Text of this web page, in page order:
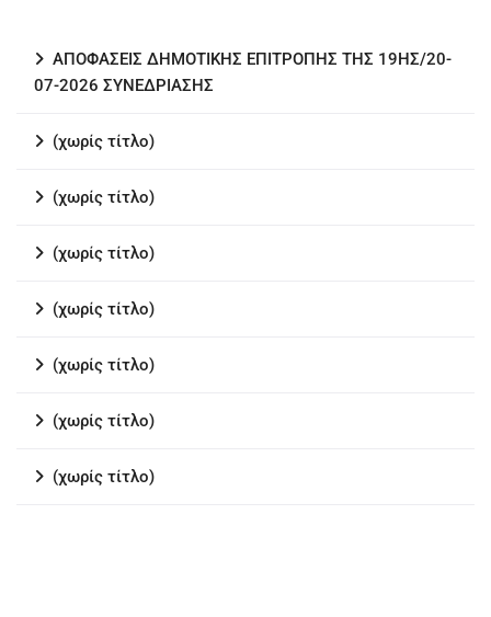
ΑΠΟΦΑΣΕΙΣ ΔΗΜΟΤΙΚΗΣ ΕΠΙΤΡΟΠΗΣ ΤΗΣ 19ΗΣ/20-
07-2026 ΣΥΝΕΔΡΙΑΣΗΣ
(χωρίς τίτλο)
(χωρίς τίτλο)
(χωρίς τίτλο)
(χωρίς τίτλο)
(χωρίς τίτλο)
(χωρίς τίτλο)
(χωρίς τίτλο)